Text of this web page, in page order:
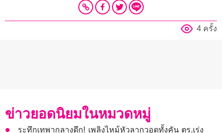
4 ครั้ง
ข่าวยอดนิยมในหมวดหมู่
ระทึกเทพากลางดึก! เพลิงไหม้หัวลากวอดทั้งคัน ตร.เร่ง